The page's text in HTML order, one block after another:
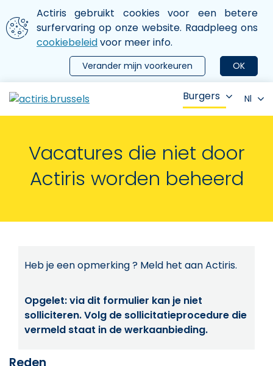
Aller au contenu principal
We gebruiken cookies
Actiris gebruikt cookies voor een betere
surfervaring op onze website. Raadpleeg ons
cookiebeleidvoor meer info.
OK
Verander mijn voorkeuren
le menu
Burgers Nl
Vacatures die niet door
Actiris worden beheerd
Heb je een opmerking ? Meld het aan Actiris.
Opgelet: via dit formulier kan je niet
solliciteren. Volg de sollicitatieprocedure die
vermeld staat in de werkaanbieding.
Reden